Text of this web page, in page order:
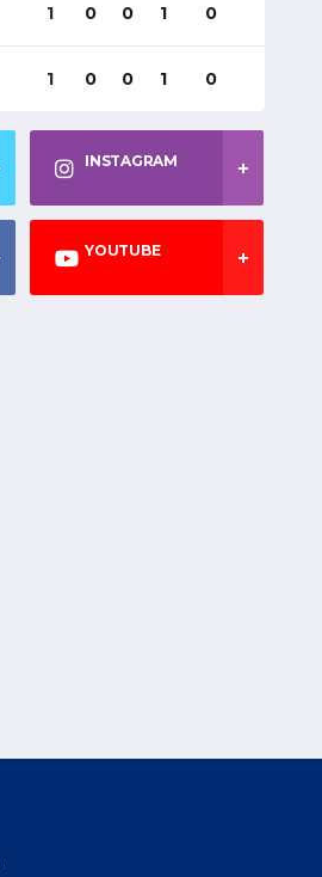
1 0 0 1 0
1 0 0 1 0
INSTAGRAM
YOUTUBE